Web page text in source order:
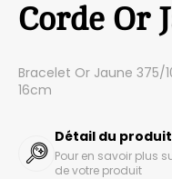
Corde Or
Bracelet Or Jaune 375/
16cm
Détail du produit
Pour en savoir plus
de votre produit